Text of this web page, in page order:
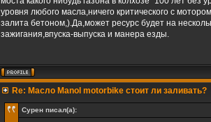
уровня любого масла,ничего критического с
залита бетоном,).Да,может ресурс будет на
зажигания,впуска-выпуска и манера езды.
Re: Масло Manol motorbike стоит ли заливать?
Сурен писал(а):